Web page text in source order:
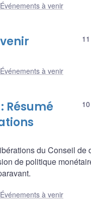
Événements à venir
Événements à venir
Résumé
du Conseil de
de politique
Événements à venir